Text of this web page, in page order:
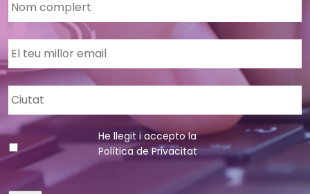
He llegit i accepto la
Política de Privacitat